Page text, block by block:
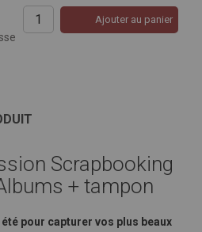
Ajouter au panier
Scrapbooking
+ tampon
pour capturer vos plus beaux